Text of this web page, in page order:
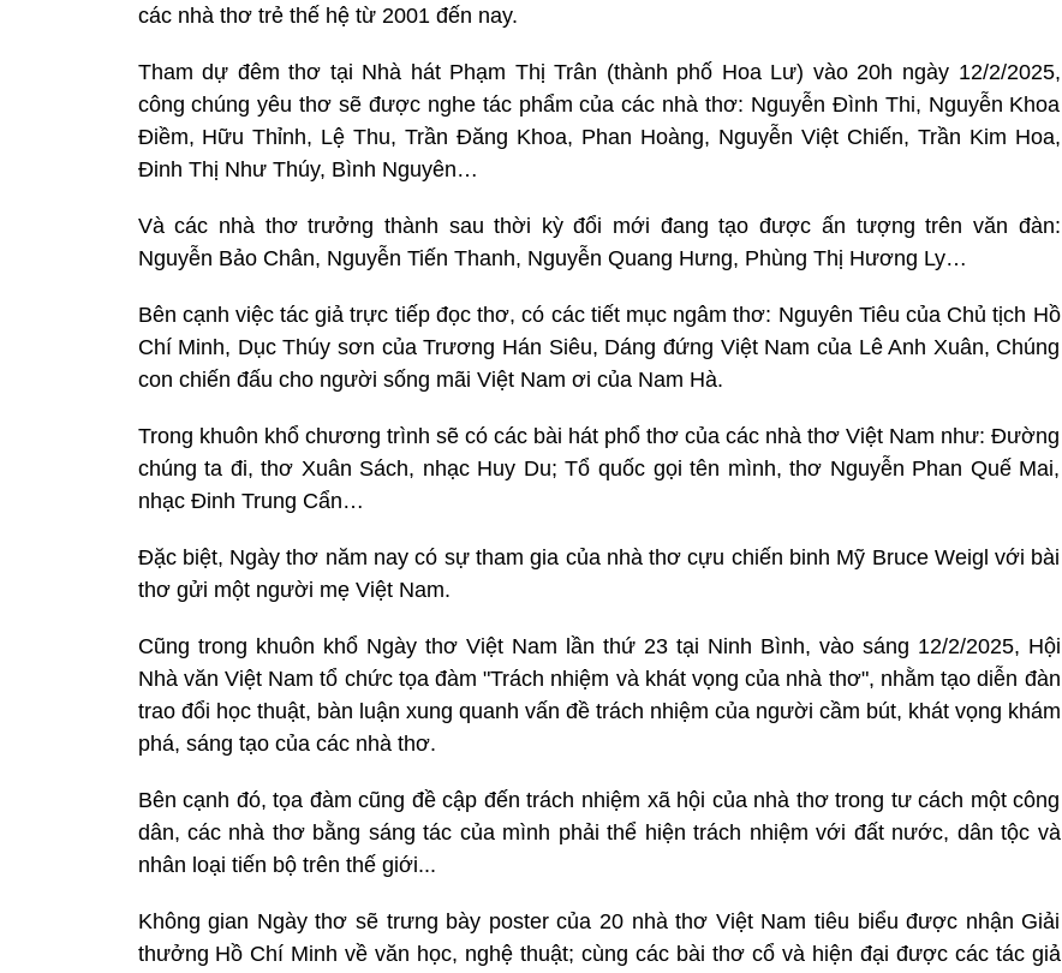
các nhà thơ trẻ thế hệ từ 2001 đến nay.
Tham dự đêm thơ tại Nhà hát Phạm Thị Trân (thành phố Hoa Lư) vào 20h ngày 12/2/2025,
công chúng yêu thơ sẽ được nghe tác phẩm của các nhà thơ: Nguyễn Đình Thi, Nguyễn Khoa
Điềm, Hữu Thỉnh, Lệ Thu, Trần Đăng Khoa, Phan Hoàng, Nguyễn Việt Chiến, Trần Kim Hoa,
Đinh Thị Như Thúy, Bình Nguyên…
Và các nhà thơ trưởng thành sau thời kỳ đổi mới đang tạo được ấn tượng trên văn đàn:
Nguyễn Bảo Chân, Nguyễn Tiến Thanh, Nguyễn Quang Hưng, Phùng Thị Hương Ly…
Bên cạnh việc tác giả trực tiếp đọc thơ, có các tiết mục ngâm thơ: Nguyên Tiêu của Chủ tịch Hồ
Chí Minh, Dục Thúy sơn của Trương Hán Siêu, Dáng đứng Việt Nam của Lê Anh Xuân, Chúng
con chiến đấu cho người sống mãi Việt Nam ơi của Nam Hà.
Trong khuôn khổ chương trình sẽ có các bài hát phổ thơ của các nhà thơ Việt Nam như: Đường
chúng ta đi, thơ Xuân Sách, nhạc Huy Du; Tổ quốc gọi tên mình, thơ Nguyễn Phan Quế Mai,
nhạc Đinh Trung Cẩn…
Đặc biệt, Ngày thơ năm nay có sự tham gia của nhà thơ cựu chiến binh Mỹ Bruce Weigl với bài
thơ gửi một người mẹ Việt Nam.
Cũng trong khuôn khổ Ngày thơ Việt Nam lần thứ 23 tại Ninh Bình, vào sáng 12/2/2025, Hội
Nhà văn Việt Nam tổ chức tọa đàm "Trách nhiệm và khát vọng của nhà thơ", nhằm tạo diễn đàn
trao đổi học thuật, bàn luận xung quanh vấn đề trách nhiệm của người cầm bút, khát vọng khám
phá, sáng tạo của các nhà thơ.
Bên cạnh đó, tọa đàm cũng đề cập đến trách nhiệm xã hội của nhà thơ trong tư cách một công
dân, các nhà thơ bằng sáng tác của mình phải thể hiện trách nhiệm với đất nước, dân tộc và
nhân loại tiến bộ trên thế giới...
Không gian Ngày thơ sẽ trưng bày poster của 20 nhà thơ Việt Nam tiêu biểu được nhận Giải
thưởng Hồ Chí Minh về văn học, nghệ thuật; cùng các bài thơ cổ và hiện đại được các tác giả